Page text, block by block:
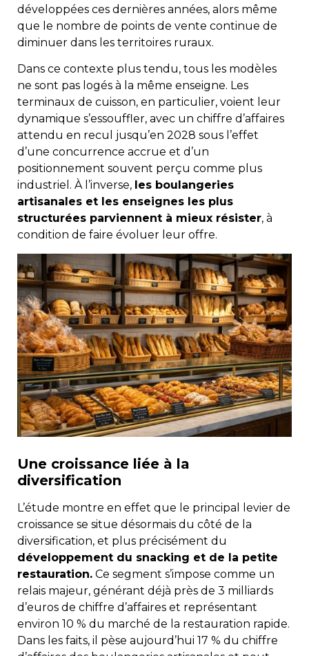
développées ces dernières années, alors même
que le nombre de points de vente continue de
diminuer dans les territoires ruraux.
Dans ce contexte plus tendu, tous les modèles
ne sont pas logés à la même enseigne. Les
terminaux de cuisson, en particulier, voient leur
dynamique s’essouffler, avec un chiffre d’affaires
attendu en recul jusqu’en 2028 sous l’effet
d’une concurrence accrue et d’un
positionnement souvent perçu comme plus
industriel. À l’inverse, les boulangeries
artisanales et les enseignes les plus
structurées parviennent à mieux résister, à
condition de faire évoluer leur offre.
Une croissance liée à la
diversification
L’étude montre en effet que le principal levier de
croissance se situe désormais du côté de la
diversification, et plus précisément du
développement du snacking et de la petite
restauration. Ce segment s’impose comme un
relais majeur, générant déjà près de 3 milliards
d’euros de chiffre d’affaires et représentant
environ 10 % du marché de la restauration rapide.
Dans les faits, il pèse aujourd’hui 17 % du chiffre